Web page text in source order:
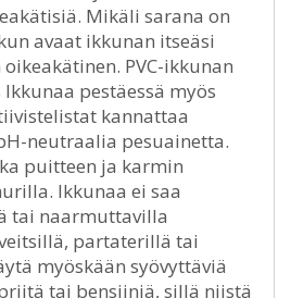
Mikäli sarana on
avaat ikkunan itseäsi
PVC-ikkunan
pestäessä myös
kannattaa
neutraalia pesuainetta.
puitteen ja karmin
Ikkunaa ei saa
tai naarmuttavilla
partaterillä tai
myöskään syövyttäviä
tai bensiiniä, sillä niistä